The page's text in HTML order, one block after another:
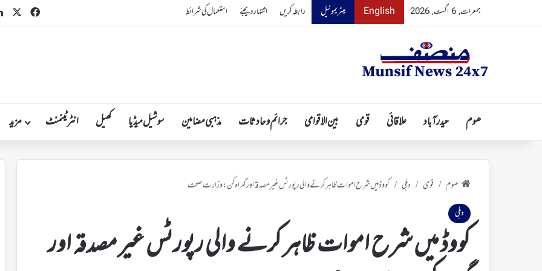
جمعرات, 6 اگست, 2026 English میٹریمونیل رابطہ کریں اشتہار دیجئے استعمال کی شرائط
ھوم حیدرآباد علاقائی قومی بین الاقوامی جرائم و حادثات مذہبی مضامین سوشیل میڈیا کھیل انٹرٹینمنٹ مزید
ھوم / قومی / دہلی / کووڈ میں شرح اموات ظاہر کرنے والی رپورٹس غیر مصدقہ اور گمراہ کن: وزارت صحت
دہلی
کووڈ میں شرح اموات ظاہر کرنے والی رپورٹس غیر مصدقہ اور